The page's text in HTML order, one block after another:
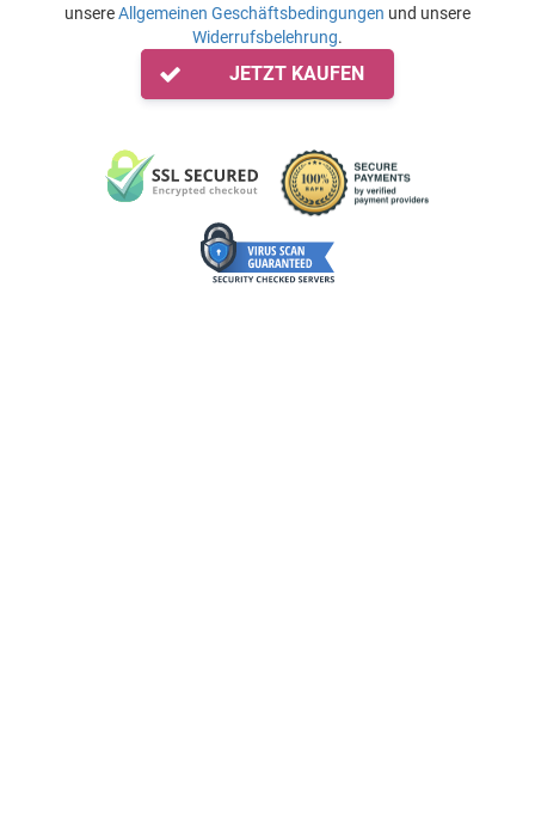
unsereAllgemeinen Geschäftsbedingungen und unsere
Widerrufsbelehrung.
JETZT KAUFEN